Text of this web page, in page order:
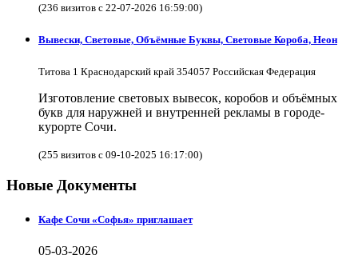
(236 визитов с 22-07-2026 16:59:00)
Вывески, Световые, Объёмные Буквы, Световые Короба, Неон
Титова 1 Краснодарский край 354057 Российская Федерация
Изготовление световых вывесок, коробов и объёмных
букв для наружней и внутренней рекламы в городе-
курорте Сочи.
(255 визитов с 09-10-2025 16:17:00)
Новые Документы
Кафе Сочи «Софья» приглашает
05-03-2026